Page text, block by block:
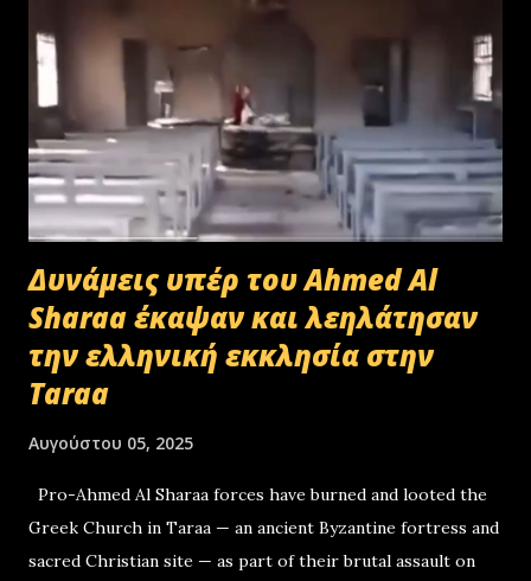
Δυνάμεις υπέρ του Ahmed Al
Sharaa έκαψαν και λεηλάτησαν
την ελληνική εκκλησία στην
Taraa
Αυγούστου 05, 2025
Pro-Ahmed Al Sharaa forces have burned and looted the
Greek Church in Taraa — an ancient Byzantine fortress and
sacred Christian site — as part of their brutal assault on